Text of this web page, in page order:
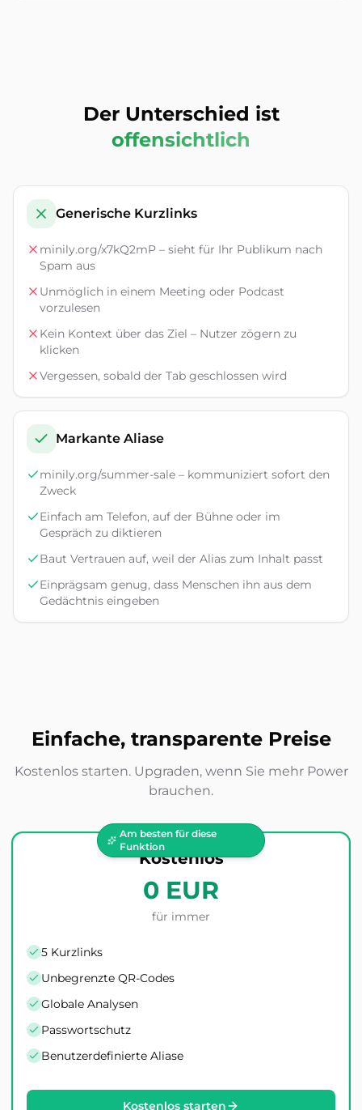
Der Unterschied ist
offensichtlich
Generische Kurzlinks
minily.org/x7kQ2mP – sieht für Ihr Publikum nach
Spam aus
Unmöglich in einem Meeting oder Podcast
vorzulesen
Kein Kontext über das Ziel – Nutzer zögern zu
klicken
Vergessen, sobald der Tab geschlossen wird
Markante Aliase
minily.org/summer-sale – kommuniziert sofort den
Zweck
Einfach am Telefon, auf der Bühne oder im
Gespräch zu diktieren
Baut Vertrauen auf, weil der Alias zum Inhalt passt
Einprägsam genug, dass Menschen ihn aus dem
Gedächtnis eingeben
Einfache, transparente Preise
Kostenlos starten. Upgraden, wenn Sie mehr Power
brauchen.
Am besten für diese
Funktion
Kostenlos
0 EUR
für immer
5 Kurzlinks
Unbegrenzte QR-Codes
Globale Analysen
Passwortschutz
Benutzerdefinierte Aliase
Kostenlos starten